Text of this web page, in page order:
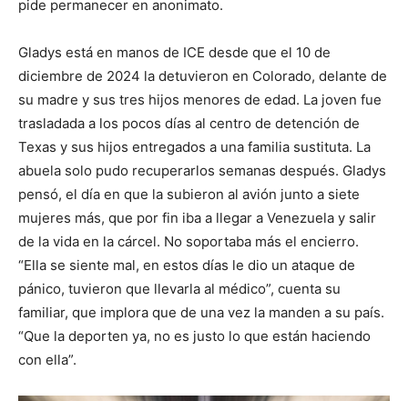
pide permanecer en anonimato.
Gladys está en manos de ICE desde que el 10 de
diciembre de 2024 la detuvieron en Colorado, delante de
su madre y sus tres hijos menores de edad. La joven fue
trasladada a los pocos días al centro de detención de
Texas y sus hijos entregados a una familia sustituta. La
abuela solo pudo recuperarlos semanas después. Gladys
pensó, el día en que la subieron al avión junto a siete
mujeres más, que por fin iba a llegar a Venezuela y salir
de la vida en la cárcel. No soportaba más el encierro.
“Ella se siente mal, en estos días le dio un ataque de
pánico, tuvieron que llevarla al médico”, cuenta su
familiar, que implora que de una vez la manden a su país.
“Que la deporten ya, no es justo lo que están haciendo
con ella”.